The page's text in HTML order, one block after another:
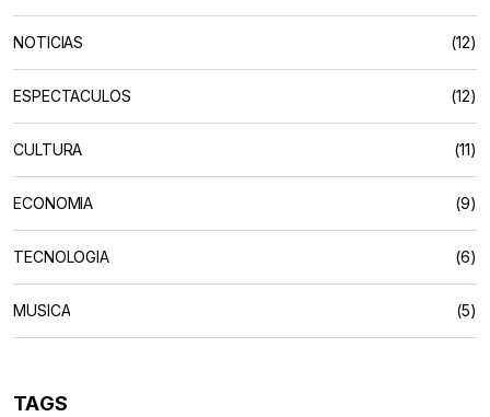
NOTICIAS (12)
ESPECTACULOS (12)
CULTURA (11)
ECONOMIA (9)
TECNOLOGIA (6)
MUSICA (5)
TAGS